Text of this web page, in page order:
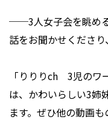
──3人女子会を眺め
話をお聞かせくださり
「りりりch 3児のワ
は、かわいらしい3姉
ます。ぜひ他の動画